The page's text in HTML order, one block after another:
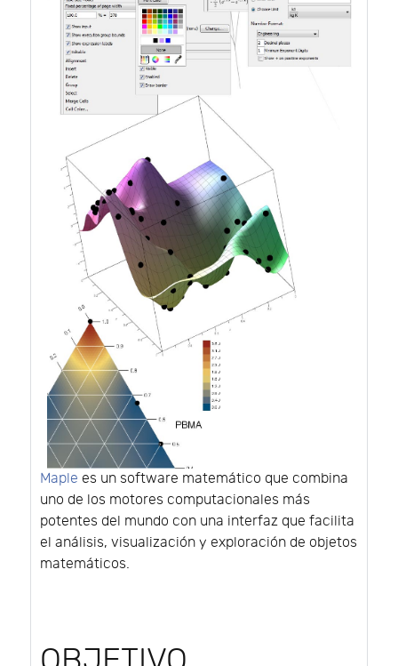
Maple es un software matemático que combina
uno de los motores computacionales más
potentes del mundo con una interfaz que facilita
el análisis, visualización y exploración de objetos
matemáticos.